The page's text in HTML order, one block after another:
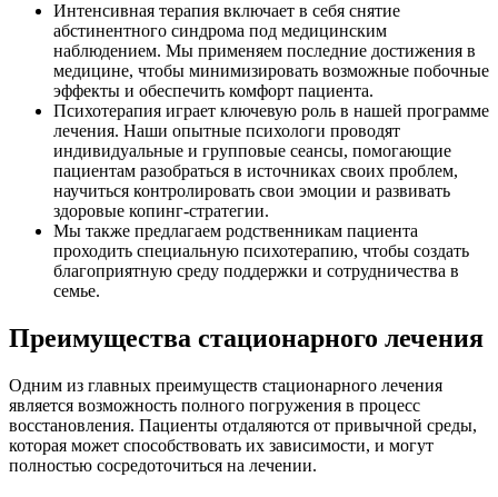
Интенсивная терапия включает в себя снятие
абстинентного синдрома под медицинским
наблюдением. Мы применяем последние достижения в
медицине, чтобы минимизировать возможные побочные
эффекты и обеспечить комфорт пациента.
Психотерапия играет ключевую роль в нашей программе
лечения. Наши опытные психологи проводят
индивидуальные и групповые сеансы, помогающие
пациентам разобраться в источниках своих проблем,
научиться контролировать свои эмоции и развивать
здоровые копинг-стратегии.
Мы также предлагаем родственникам пациента
проходить специальную психотерапию, чтобы создать
благоприятную среду поддержки и сотрудничества в
семье.
Преимущества стационарного лечения
Одним из главных преимуществ стационарного лечения
является возможность полного погружения в процесс
восстановления. Пациенты отдаляются от привычной среды,
которая может способствовать их зависимости, и могут
полностью сосредоточиться на лечении.